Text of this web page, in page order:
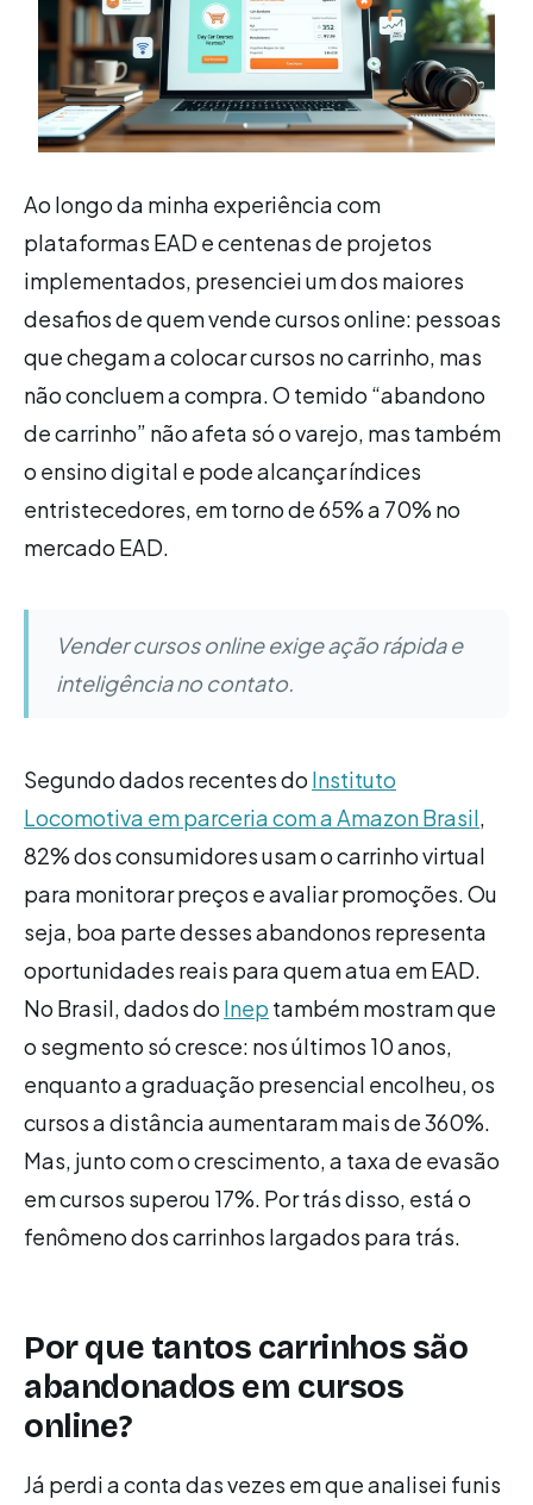
Ao longo da minha experiência com
plataformas EAD e centenas de projetos
implementados, presenciei um dos maiores
desafios de quem vende cursos online: pessoas
que chegam a colocar cursos no carrinho, mas
não concluem a compra. O temido “abandono
de carrinho” não afeta só o varejo, mas também
o ensino digital e pode alcançar índices
entristecedores, em torno de 65% a 70% no
mercado EAD.
Vender cursos online exige ação rápida e
inteligência no contato.
Segundo dados recentes do Instituto
Locomotiva em parceria com a Amazon Brasil,
82% dos consumidores usam o carrinho virtual
para monitorar preços e avaliar promoções. Ou
seja, boa parte desses abandonos representa
oportunidades reais para quem atua em EAD.
No Brasil, dados do Inep também mostram que
o segmento só cresce: nos últimos 10 anos,
enquanto a graduação presencial encolheu, os
cursos a distância aumentaram mais de 360%.
Mas, junto com o crescimento, a taxa de evasão
em cursos superou 17%. Por trás disso, está o
fenômeno dos carrinhos largados para trás.
Por que tantos carrinhos são
abandonados em cursos
online?
Já perdi a conta das vezes em que analisei funis